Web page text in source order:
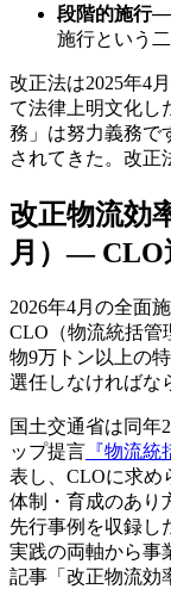
段階的施行
施行という二
改正法は2025年4
て法律上明文化し
務」は努力義務で
されてきた。改正
改正物流効
月）— CLO
2026年4月の全面
CLO（物流統括管
物9万トン以上の
選任しなければな
国土交通省は同年
ップ提言 『物流
表し、CLOに求め
体制・育成のあり
先行事例を収録し
実践の両軸から事
記事「改正物流効